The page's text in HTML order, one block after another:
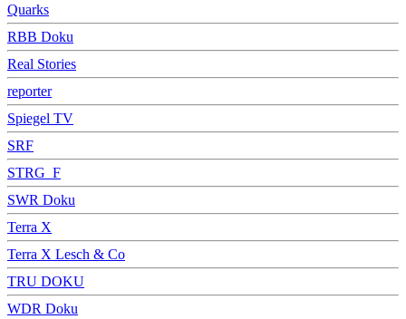
Quarks
RBB Doku
Real Stories
reporter
Spiegel TV
SRF
STRG_F
SWR Doku
Terra X
Terra X Lesch & Co
TRU DOKU
WDR Doku